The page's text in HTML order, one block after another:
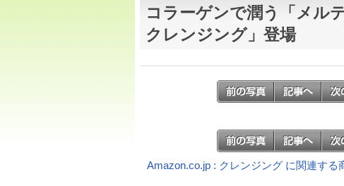
コラーゲンで潤う「メル
クレンジング」登場
Amazon.co.jp : クレンジング に関連する